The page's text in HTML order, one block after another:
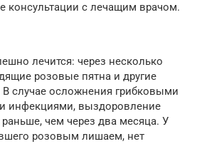
консультации с лечащим врачом.
лечится: через несколько
розовые пятна и другие
случае осложнения грибковыми
инфекциями, выздоровление
чем через два месяца. У
розовым лишаем, нет